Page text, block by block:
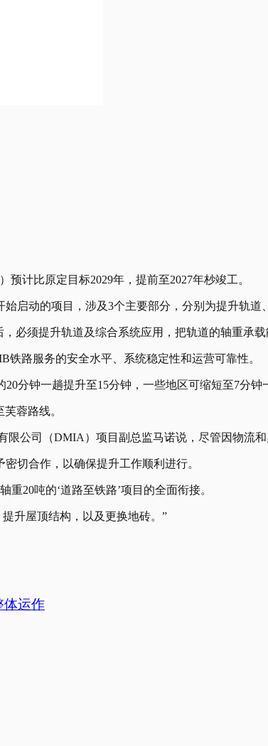
预计比原定目标2029年，提前至2027年杪竣工。
启动的项目，涉及3个主要部分，分别为提升轨道
必须提升轨道及综合系统应用，把轨道的轴重承
铁路服务的安全水平、系统稳定性和运营可靠性。
分钟一趟提升至15分钟，一些地区可缩短至7分钟
蓉路线。
限公司（DMIA）项目副总监马诺说，尽管因物流
切合作，以确保提升工作顺利进行。
20吨的‘道路至铁路’项目的全面衔接。
升屋顶结构，以及更换地砖。”
体运作